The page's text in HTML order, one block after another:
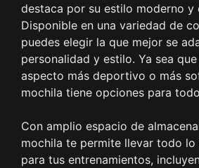
destaca por su estilo moderno y
Disponible en una variedad de
puedes elegir la que mejor se
personalidad y estilo. Ya sea
aspecto más deportivo o más
mochila tiene opciones para
Con amplio espacio de
mochila te permite llevar todo lo
para tus entrenamientos,